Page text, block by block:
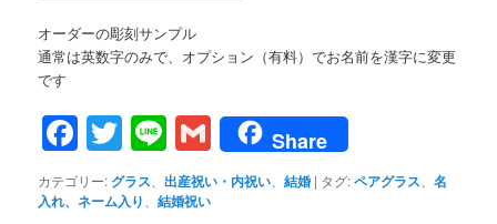
オーダーの彫刻サンプル
通常は英数字のみで、オプション（有料）でお名前を漢字に変更
です
Facebook
Twitter
LineGmail
Share
カテゴリー: グラス 、出産祝い・内祝い 、結婚 | タグ:ペアグラス 、名
入れ、ネーム入り
、結婚祝い